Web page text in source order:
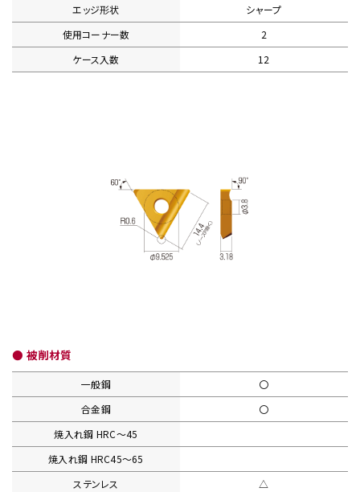
エッジ形状
シャープ
使用コーナー数
2
ケース入数
12
● 被削材質
一般鋼
〇
合金鋼
〇
焼入れ鋼 HRC〜45
焼入れ鋼 HRC45〜65
ステンレス
△